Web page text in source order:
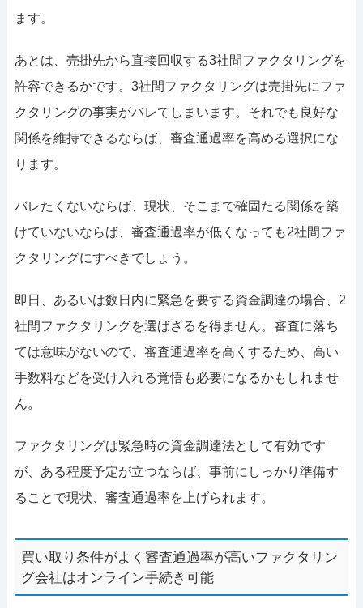
ます。
あとは、売掛先から直接回収する3社間ファクタリングを
許容できるかです。3社間ファクタリングは売掛先にファ
クタリングの事実がバレてしまいます。それでも良好な
関係を維持できるならば、審査通過率を高める選択にな
ります。
バレたくないならば、現状、そこまで確固たる関係を築
けていないならば、審査通過率が低くなっても2社間ファ
クタリングにすべきでしょう。
即日、あるいは数日内に緊急を要する資金調達の場合、2
社間ファクタリングを選ばざるを得ません。審査に落ち
ては意味がないので、審査通過率を高くするため、高い
手数料などを受け入れる覚悟も必要になるかもしれませ
ん。
ファクタリングは緊急時の資金調達法として有効です
が、ある程度予定が立つならば、事前にしっかり準備す
ることで現状、審査通過率を上げられます。
買い取り条件がよく審査通過率が高いファクタリン
グ会社はオンライン手続き可能